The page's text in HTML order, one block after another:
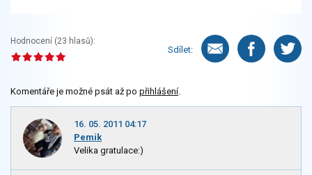
Hodnocení (23 hlasů):
Sdílet:
Komentáře je možné psát až po přihlášení.
16. 05. 2011 04:17
Pemik
Velika gratulace:)